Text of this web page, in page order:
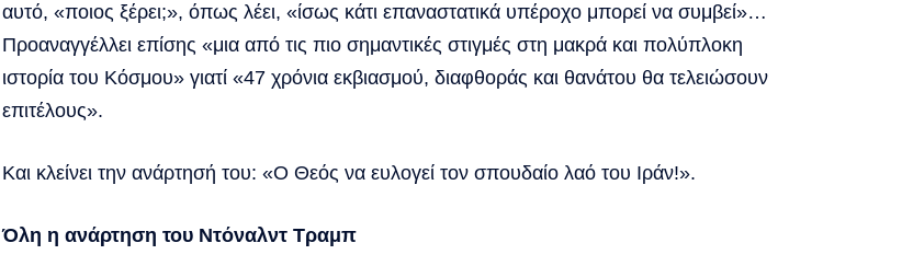
αυτό, «ποιος ξέρει;», όπως λέει, «ίσως κάτι επαναστατικά υπέροχο μπορεί να συμβεί»…
Προαναγγέλλει επίσης «μια από τις πιο σημαντικές στιγμές στη μακρά και πολύπλοκη
ιστορία του Κόσμου» γιατί «47 χρόνια εκβιασμού, διαφθοράς και θανάτου θα τελειώσουν
επιτέλους».
Και κλείνει την ανάρτησή του: «Ο Θεός να ευλογεί τον σπουδαίο λαό του Ιράν!».
Όλη η ανάρτηση του Ντόναλντ Τραμπ